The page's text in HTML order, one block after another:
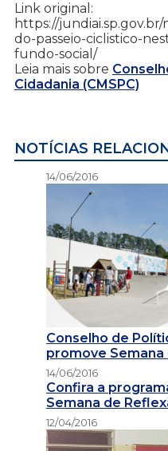
Link original:
https://jundiai.sp.gov.br/
do-passeio-ciclistico-
fundo-social/
Leia mais sobre
Cidadania (CMSPC)
NOTÍCIAS
14/06/2016
Conselho de
promove Semana
14/06/2016
Confira a
Semana de
12/04/2016